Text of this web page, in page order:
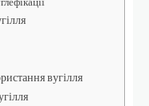
вугілля